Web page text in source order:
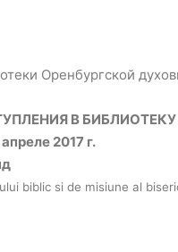
Оренбургской
В БИБЛИОТЕКУ
апреле 2017 г.
biblic si de misiune al